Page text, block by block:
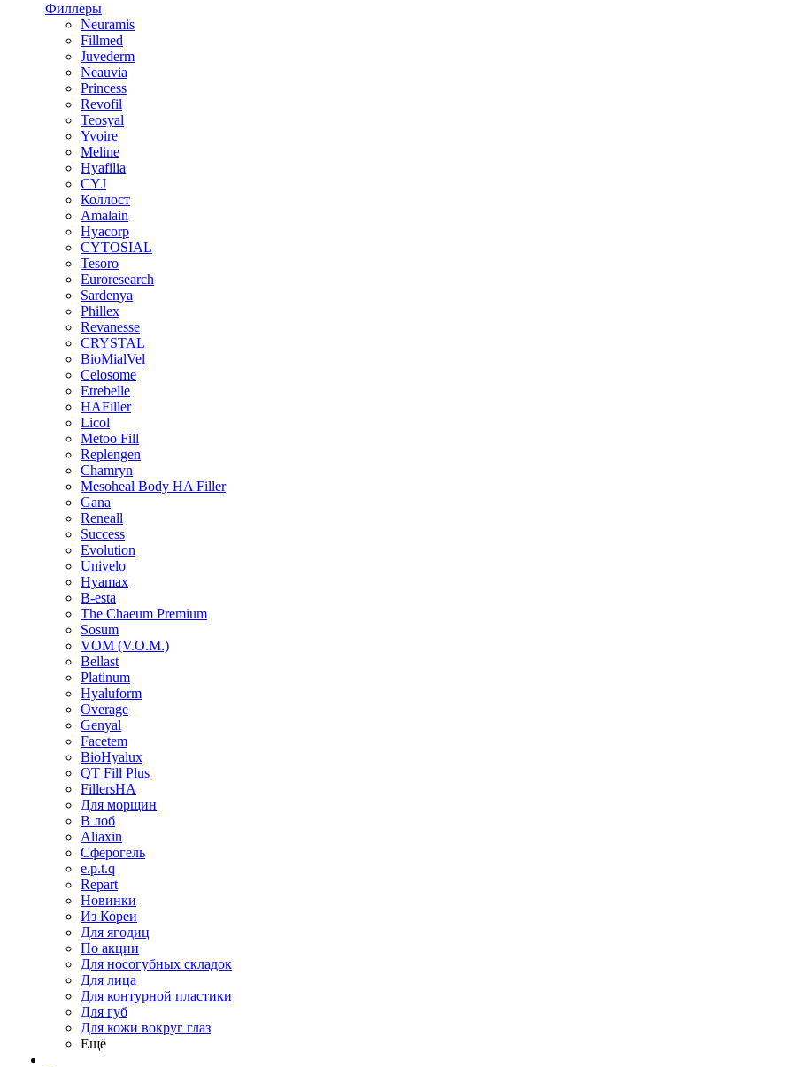
Филлеры
Neuramis
Fillmed
Juvederm
Neauvia
Princess
Revofil
Teosyal
Yvoire
Meline
Hyafilia
CYJ
Коллост
Amalain
Hyacorp
CYTOSIAL
Tesoro
Euroresearch
Sardenya
Phillex
Revanesse
CRYSTAL
BioMialVel
Celosome
Etrebelle
HAFiller
Licol
Metoo Fill
Replengen
Chamryn
Mesoheal Body HA Filler
Gana
Reneall
Success
Evolution
Univelo
Hyamax
B-esta
The Chaeum Premium
Sosum
VOM (V.O.M.)
Bellast
Platinum
Hyaluform
Overage
Genyal
Facetem
BioHyalux
QT Fill Plus
FillersHA
Для морщин
В лоб
Aliaxin
Сферогель
e.p.t.q
Repart
Новинки
Из Кореи
Для ягодиц
По акции
Для носогубных складок
Для лица
Для контурной пластики
Для губ
Для кожи вокруг глаз
Ещё